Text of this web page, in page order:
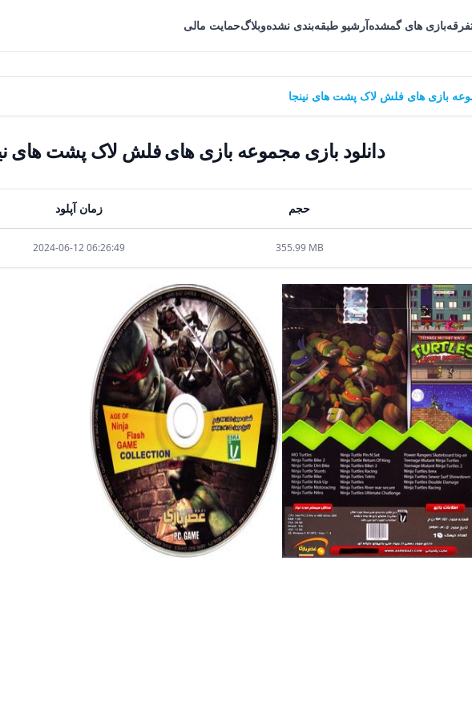
بازی های گمشدهآرشیو طبقه‌بندی نشدهوبلاگحمایت مالی
بازی های فلش لاک پشت های نینجا
دانلود بازی مجموعه بازی های فلش لاک پشت های
حجم زمان آپلود
355.99 MB
2024-06-12 06:26:49